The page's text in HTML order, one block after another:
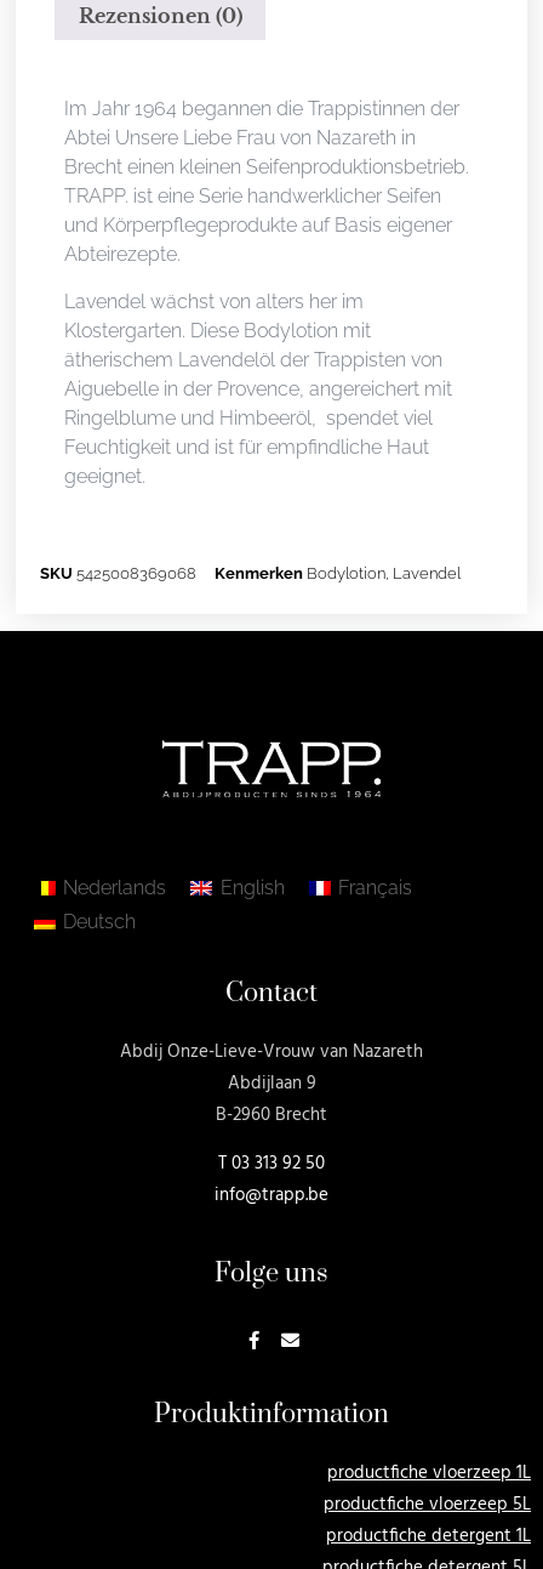
Rezensionen (0)
Im Jahr 1964 begannen die Trappistinnen der
Abtei Unsere Liebe Frau von Nazareth in
Brecht einen kleinen Seifenproduktionsbetrieb.
TRAPP. ist eine Serie handwerklicher Seifen
und Körperpflegeprodukte auf Basis eigener
Abteirezepte.
Lavendel wächst von alters her im
Klostergarten. Diese Bodylotion mit
ätherischem Lavendelöl der Trappisten von
Aiguebelle in der Provence, angereichert mit
Ringelblume und Himbeeröl, spendet viel
Feuchtigkeit und ist für empfindliche Haut
geeignet.
SKU5425008369068 Kenmerken Bodylotion, Lavendel
Nederlands English
Français
Deutsch
Contact
Abdij Onze-Lieve-Vrouw van Nazareth
Abdijlaan 9
B-2960 Brecht
T03 313 92 50
info@trapp.be
Folge uns
Produktinformation
productfiche vloerzeep 1L
productfiche vloerzeep 5L
productfiche detergent 1L